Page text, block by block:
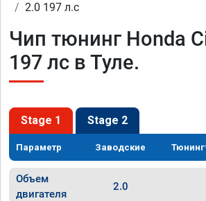
2.0 197 л.с
Чип тюнинг Honda
197 лс в Туле.
Stage 1 Stage 2
Параметр Заводские
Объем
двигателя
2.0